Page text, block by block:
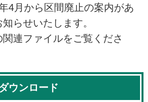
4月から区間廃止の案内があ
らせいたします。
連ファイルをご覧くださ
ウンロード